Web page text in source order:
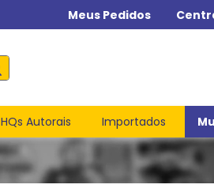
Meus Pedidos
HQs Autorais Importados